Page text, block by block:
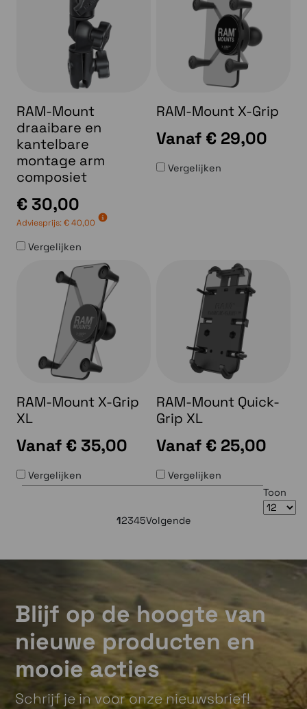
RAM-Mount
draaibare en
kantelbare
montage arm
composiet
€ 30,00
Adviesprijs:€ 40,00
Vergelijken
RAM-Mount X-Grip
Vanaf € 29,00
Vergelijken
RAM-Mount X-Grip
XL
Vanaf € 35,00
Vergelijken
RAM-Mount Quick-
Grip XL
Vanaf € 25,00
Vergelijken
12345Volgende
Toon
Blijf op de hoogte van
nieuwe producten en
mooie acties
Schrijf je in voor onze nieuwsbrief!